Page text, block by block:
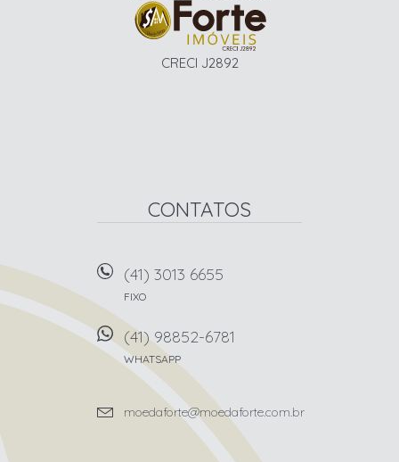
CRECI J2892
CONTATOS
(41) 3013 6655
FIXO
(41) 98852-6781
WHATSAPP
moedaforte@moedaforte.com.br